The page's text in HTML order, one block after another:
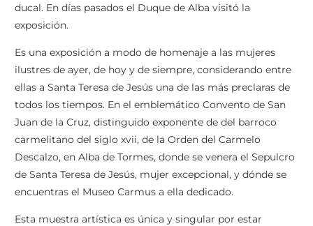
ducal. En días pasados el Duque de Alba visitó la
exposición.
Es una exposición a modo de homenaje a las mujeres
ilustres de ayer, de hoy y de siempre, considerando entre
ellas a Santa Teresa de Jesús una de las más preclaras de
todos los tiempos. En el emblemático Convento de San
Juan de la Cruz, distinguido exponente de del barroco
carmelitano del siglo xvii, de la Orden del Carmelo
Descalzo, en Alba de Tormes, donde se venera el Sepulcro
de Santa Teresa de Jesús, mujer excepcional, y dónde se
encuentras el Museo Carmus a ella dedicado.
Esta muestra artística es única y singular por estar